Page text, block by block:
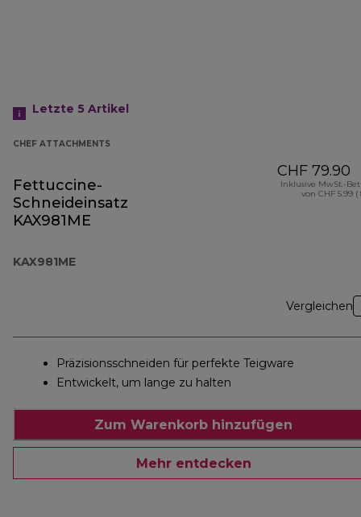
Letzte 5 Artikel
CHEF ATTACHMENTS
Fettuccine-
Schneideinsatz
KAX981ME
KAX981ME
CHF 79.90
Inklusive MwSt.-
von CHF 5.99 (
Vergleichen
Präzisionsschneiden für perfekte Teigware
Entwickelt, um lange zu halten
Zum Warenkorb hinzufügen
Mehr entdecken